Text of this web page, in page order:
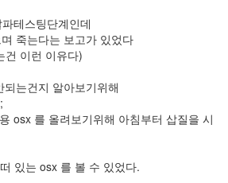
테스팅단계인데
죽는다는 보고가 있었다
건 이런 이유다)
는건지 알아보기위해
osx 를 올려보기위해 아침부터 삽질을 시
있는 osx 를 볼 수 있었다.